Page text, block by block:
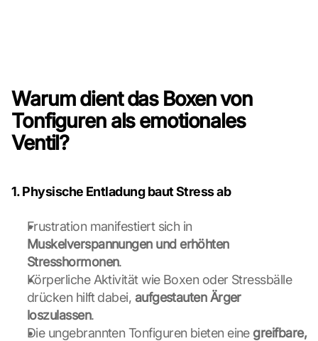
Warum dient das Boxen von
Tonfiguren als emotionales
Ventil?
1. Physische Entladung baut Stress ab
Muskelverspannungen und erhöhten
Stresshormonen.
Körperliche Aktivität wie Boxen oder Stressbälle
drücken hilft dabei, aufgestauten Ärger
loszulassen.
Die ungebrannten Tonfiguren bieten eine greifbare,